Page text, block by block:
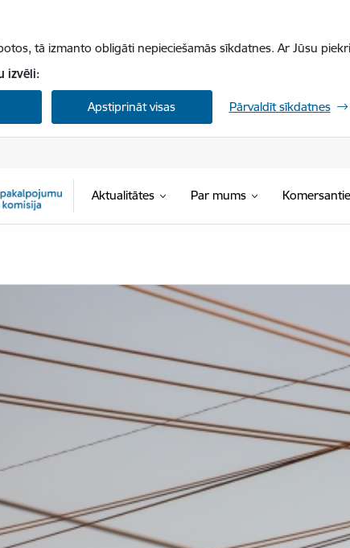
tā izmanto obligāti nepieciešamās sīkdatnes. Ar Jūsu
izvēli:
Apstiprināt visas Pārvaldīt sīkdatnes
Aktualitātes Par mums